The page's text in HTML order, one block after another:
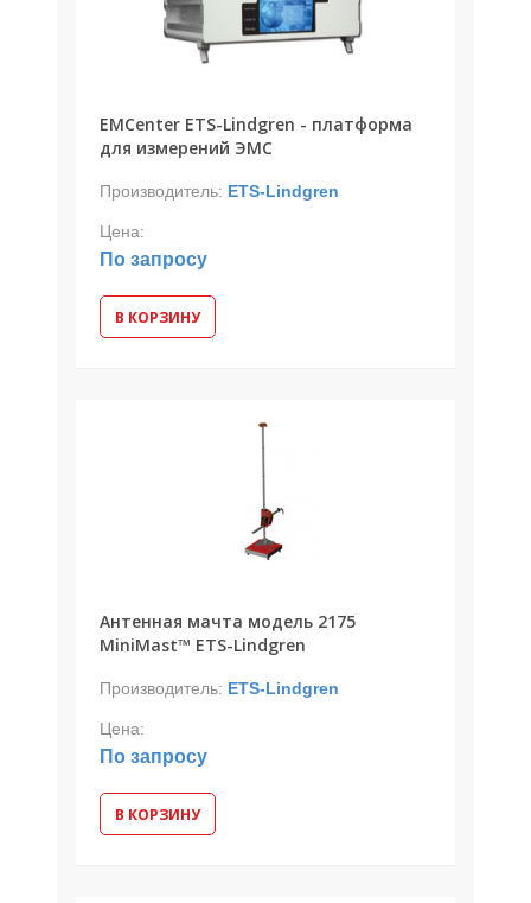
EMCenter ETS-Lindgren - платформа
для измерений ЭМС
Производитель: ETS-Lindgren
Цена:
По запросу
В КОРЗИНУ
Антенная мачта модель 2175
MiniMast™ ETS-Lindgren
Производитель: ETS-Lindgren
Цена:
По запросу
В КОРЗИНУ